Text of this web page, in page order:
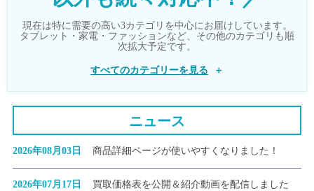
現在は特に需要の高い3カテゴリを中心にお届けしています。
タブレット・家電・ファッションなど、その他のカテゴリも順
次拡大予定です。
すべてのカテゴリーを見る
ニュース
2026年08月03日 商品詳細ページが使いやすくなりました！
2026年07月17日 買取価格表を公開＆紹介動画を配信しました